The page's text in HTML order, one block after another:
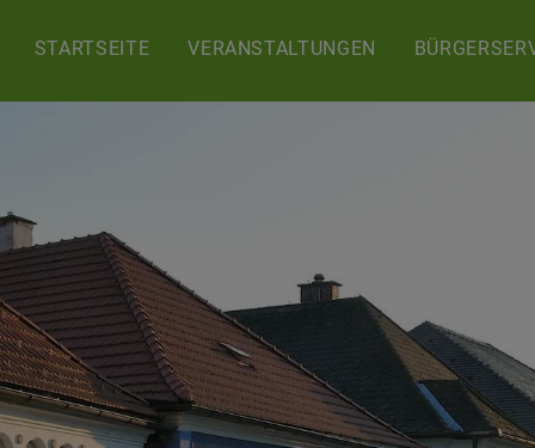
STARTSEITE VERANSTALTUNGEN